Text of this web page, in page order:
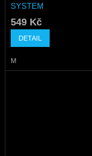
SYSTEM
549 Kč
DETAIL
M